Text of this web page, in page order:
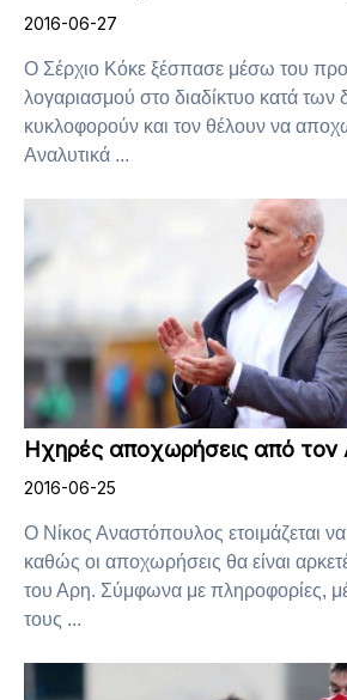
2016-06-27
Ο Σέρχιο Κόκε ξέσπασε μέσω του
λογαριασμού στο διαδίκτυο κατά
κυκλοφορούν και τον θέλουν να
Αναλυτικά ...
Ηχηρές αποχωρήσεις από τον
2016-06-25
O Νίκος Αναστόπουλος ετοιμάζεται
καθώς οι αποχωρήσεις θα είναι
τoυ Αρη. Σύμφωνα με πληροφορίες,
τους ...